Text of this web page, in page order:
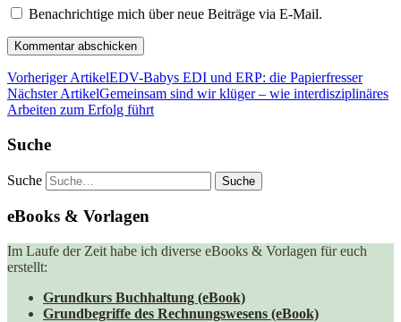
Benachrichtige mich über neue Beiträge via E-Mail.
Vorheriger ArtikelEDV-Babys EDI und ERP: die Papierfresser
Nächster ArtikelGemeinsam sind wir klüger – wie interdisziplinäres
Arbeiten zum Erfolg führt
Suche
Suche
eBooks & Vorlagen
Im Laufe der Zeit habe ich diverse eBooks & Vorlagen für euch
erstellt:
Grundkurs Buchhaltung (eBook)
Grundbegriffe des Rechnungswesens (eBook)